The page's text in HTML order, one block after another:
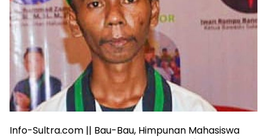
Info-Sultra.com || Bau-Bau, Himpunan Mahasiswa